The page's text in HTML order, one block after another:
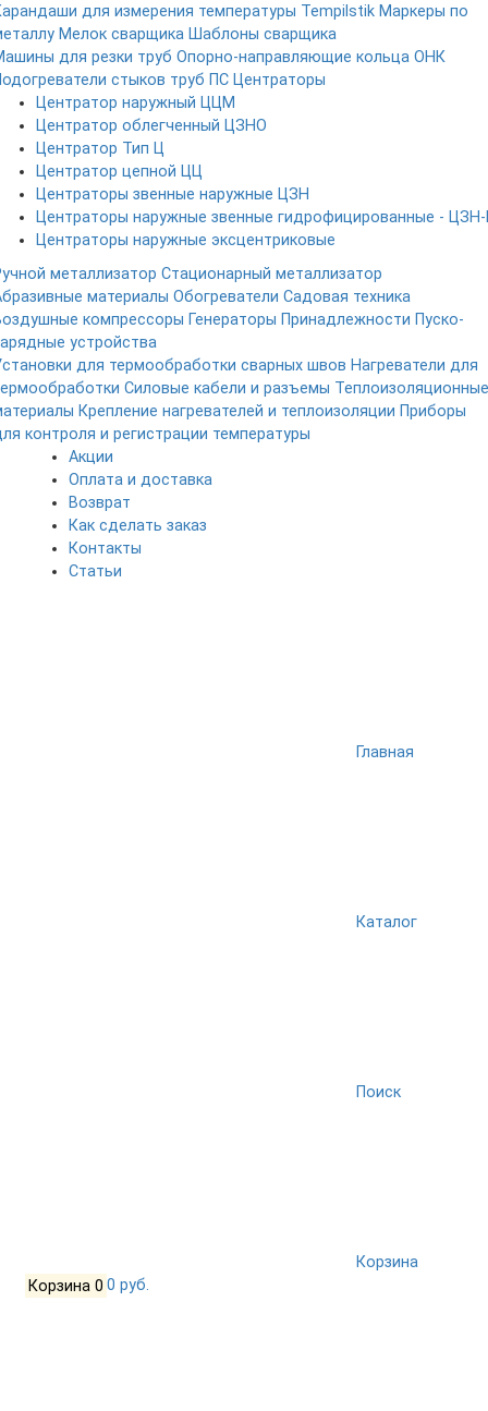
для измерения температуры Tempilstik Маркеры по
Мелок сварщика Шаблоны сварщика
для резки труб Опорно-направляющие кольца ОНК
стыков труб ПС Центраторы
Центратор наружный ЦЦМ
Центратор облегченный ЦЗНО
Центратор Тип Ц
Центратор цепной ЦЦ
Центраторы звенные наружные ЦЗН
Центраторы наружные звенные гидрофицированные - ЦЗН-
Центраторы наружные эксцентриковые
металлизатор Стационарный металлизатор
материалы Обогреватели Садовая техника
компрессоры Генераторы Принадлежности Пуско-
устройства
для термообработки сварных швов Нагреватели для
Силовые кабели и разъемы Теплоизоляционные
Крепление нагревателей и теплоизоляции Приборы
контроля и регистрации температуры
Акции
Оплата и доставка
Возврат
Как сделать заказ
Контакты
Статьи
Главная
Каталог
Поиск
Корзина
Корзина 0 0 руб.